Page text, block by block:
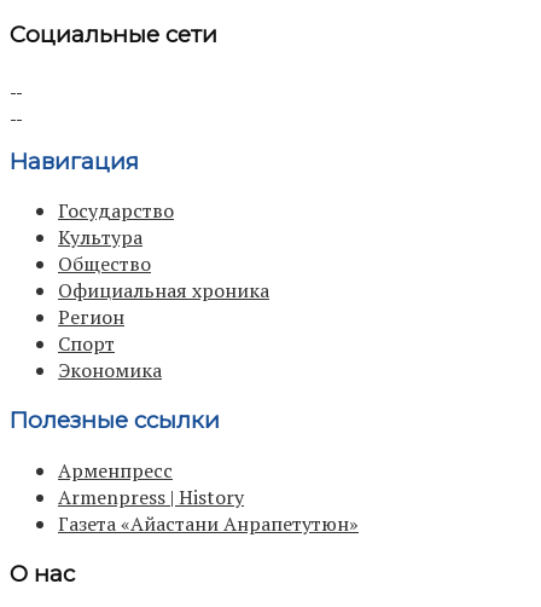
Социальные сети
Навигация
Государство
Культура
Общество
Официальная хроника
Регион
Спорт
Экономика
Полезные ссылки
Арменпресс
Armenpress | History
Газета «Айастани Анрапетутюн»
О нас